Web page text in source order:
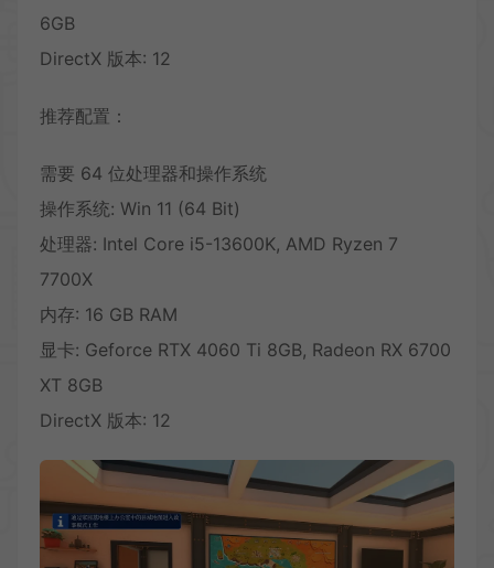
6GB
DirectX 版本: 12
推荐配置：
需要 64 位处理器和操作系统
操作系统: Win 11 (64 Bit)
处理器: Intel Core i5-13600K, AMD Ryzen 7
7700X
内存: 16 GB RAM
显卡: Geforce RTX 4060 Ti 8GB, Radeon RX 6700
XT 8GB
DirectX 版本: 12